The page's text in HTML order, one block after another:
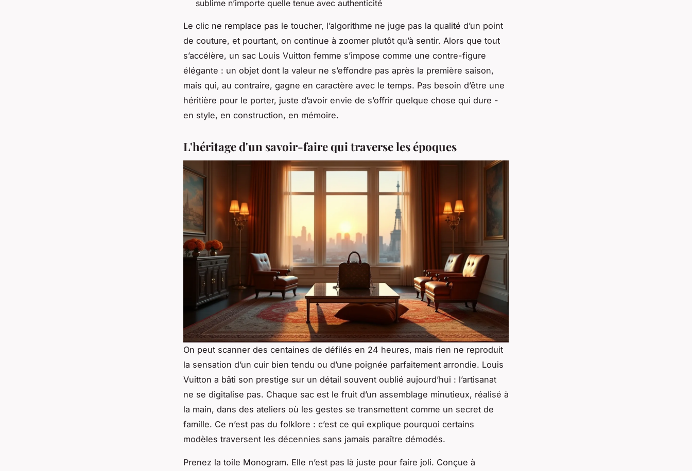
sublime n’importe quelle tenue avec authenticité
Le clic ne remplace pas le toucher, l’algorithme ne juge pas la qualité d’un point
de couture, et pourtant, on continue à zoomer plutôt qu’à sentir. Alors que tout
s’accélère, un sac Louis Vuitton femme s’impose comme une contre-figure
élégante : un objet dont la valeur ne s’effondre pas après la première saison,
mais qui, au contraire, gagne en caractère avec le temps. Pas besoin d’être une
héritière pour le porter, juste d’avoir envie de s’offrir quelque chose qui dure -
en style, en construction, en mémoire.
L'héritage d'un savoir-faire qui traverse les époques
On peut scanner des centaines de défilés en 24 heures, mais rien ne reproduit
la sensation d’un cuir bien tendu ou d’une poignée parfaitement arrondie. Louis
Vuitton a bâti son prestige sur un détail souvent oublié aujourd’hui : l’artisanat
ne se digitalise pas. Chaque sac est le fruit d’un assemblage minutieux, réalisé à
la main, dans des ateliers où les gestes se transmettent comme un secret de
famille. Ce n’est pas du folklore : c’est ce qui explique pourquoi certains
modèles traversent les décennies sans jamais paraître démodés.
Prenez la toile Monogram. Elle n’est pas là juste pour faire joli. Conçue à